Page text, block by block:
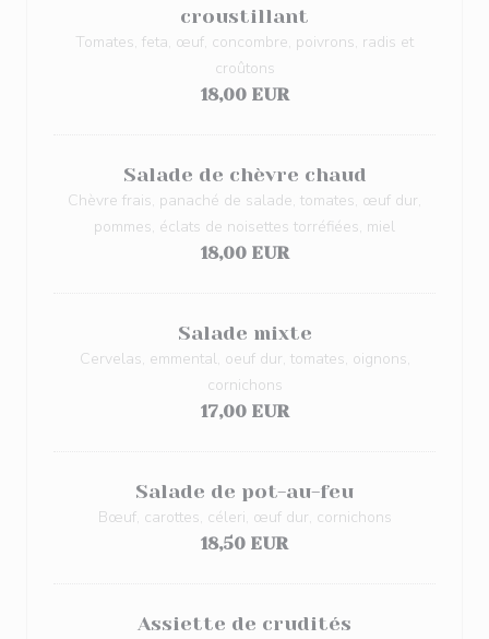
croustillant
Tomates, feta, œuf, concombre, poivrons, radis et
croûtons
18,00 EUR
Salade de chèvre chaud
Chèvre frais, panaché de salade, tomates, œuf dur,
pommes, éclats de noisettes torréfiées, miel
18,00 EUR
Salade mixte
Cervelas, emmental, oeuf dur, tomates, oignons,
cornichons
17,00 EUR
Salade de pot-au-feu
Bœuf, carottes, céleri, œuf dur, cornichons
18,50 EUR
Assiette de crudités